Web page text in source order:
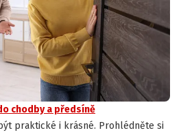
chodby a předsíně
praktické i krásné. Prohlédněte si